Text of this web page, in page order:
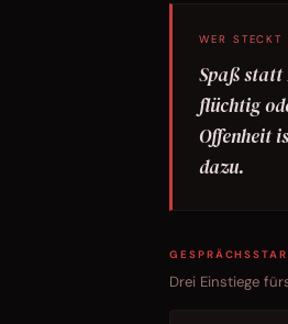
WER STECKT
Spaß statt
flüchtig
Offenheit
dazu.
Drei Einstiege